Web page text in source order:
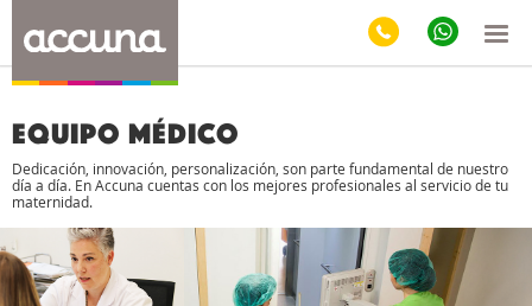
Equipo médico
Dedicación, innovación, personalización, son parte fundamental de nuestro
día a día. En Accuna cuentas con los mejores profesionales al servicio de tu
maternidad.